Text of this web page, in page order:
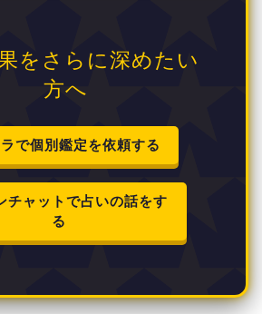
をさらに深めたい
方へ
で個別鑑定を依頼する
チャットで占いの話をす
る